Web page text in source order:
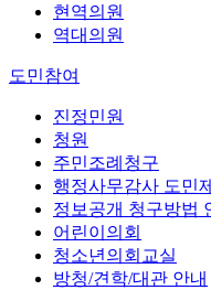
현역의원
역대의원
도민참여
진정민원
청원
주민조례청구
행정사무감사 도민
정보공개 청구방법
어린이의회
청소년의회교실
방청/견학/대관 안내